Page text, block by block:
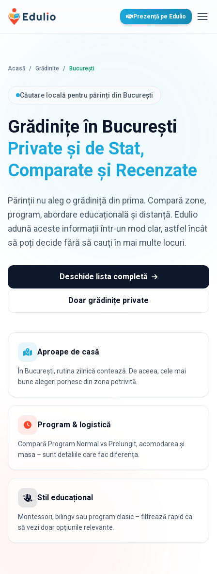
Edulio Prezență pe Edulio
Acasă / Grădinițe / București
Căutare locală pentru părinți din București
Grădinițe în București
Private și de Stat,
Comparate și Recenzate
Părinții nu aleg o grădiniță din prima. Compară zone,
program, abordare educațională și distanță. Edulio
adună aceste informații într-un mod clar, astfel încât
să poți decide fără să cauți în mai multe locuri.
Deschide lista completă
Doar grădinițe private
Aproape de casă
În București, rutina zilnică contează. De aceea, cele mai
bune alegeri pornesc din zona potrivită.
Program & logistică
Compară Program Normal vs Prelungit, acomodarea și
masa – sunt detaliile care fac diferența.
Stil educațional
Montessori, bilingv sau program clasic – filtrează rapid ca
să vezi doar opțiunile relevante.